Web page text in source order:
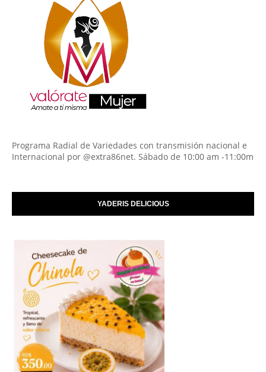
Programa Radial de Variedades con transmisión nacional e
Internacional por @extra86net. Sábado de 10:00 am -11:00m
YADERIS DELICIOUS